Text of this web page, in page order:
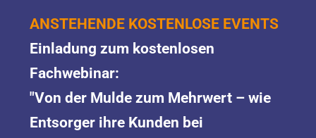
ANSTEHENDE KOSTENLOSE EVENTS
Einladung zum kostenlosen
Fachwebinar:
"Von der Mulde zum Mehrwert – wie
Entsorger ihre Kunden bei